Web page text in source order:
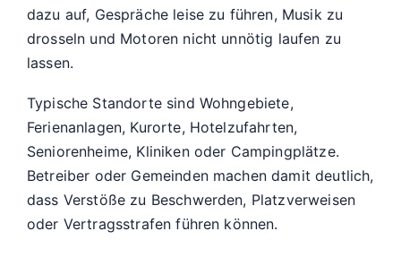
dazu auf, Gespräche leise zu führen, Musik zu
drosseln und Motoren nicht unnötig laufen zu
lassen.
Typische Standorte sind Wohngebiete,
Ferienanlagen, Kurorte, Hotelzufahrten,
Seniorenheime, Kliniken oder Campingplätze.
Betreiber oder Gemeinden machen damit deutlich,
dass Verstöße zu Beschwerden, Platzverweisen
oder Vertragsstrafen führen können.